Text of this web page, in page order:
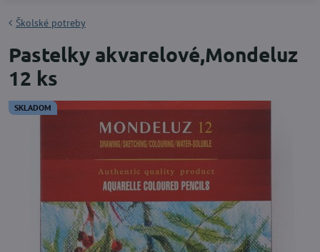
SKLADOM
Školské potreby
Pastelky akvarelové,Mondeluz
12 ks